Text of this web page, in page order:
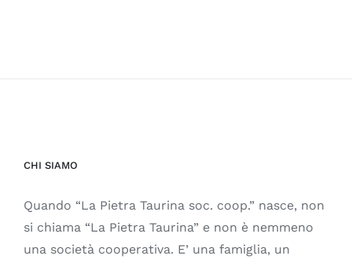
CHI SIAMO
Quando “La Pietra Taurina soc. coop.” nasce, non
si chiama “La Pietra Taurina” e non è nemmeno
una società cooperativa. E’ una famiglia, un